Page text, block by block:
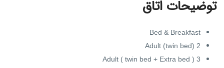
توضیحات اتاق
Bed & Breakfast
2 Adult (twin bed)
3 Adult ( twin bed + Extra bed )